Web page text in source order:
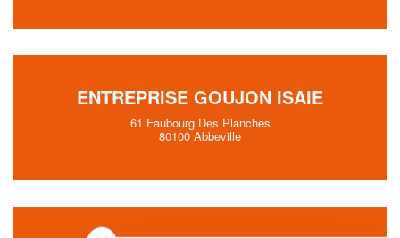
ENTREPRISE GOUJON ISAIE
61 Faubourg Des Planches
80100 Abbeville